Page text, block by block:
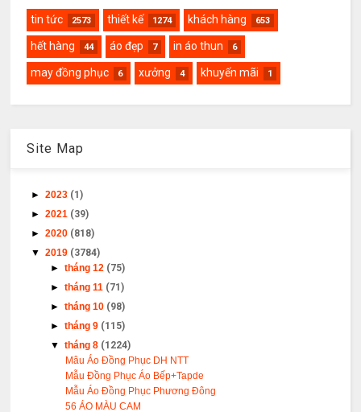
tin tức 2573 thiết kế 1274 khách hàng 653
hết hàng 44 áo đẹp 7 in áo thun 6
may đồng phục 6 xưởng 4 khuyến mãi 1
Site Map
►2023 (1)
►2021 (39)
►2020 (818)
▼2019 (3784)
►tháng 12 (75)
►tháng 11 (71)
►tháng 10 (98)
►tháng 9 (115)
▼tháng 8 (1224)
Mâu Áo Đồng Phục DH NTT
Mẫu Đồng Phục Áo Bếp+Tapde
Mẫu Áo Đồng Phục Phương Đông
56 ÁO MÀU CAM